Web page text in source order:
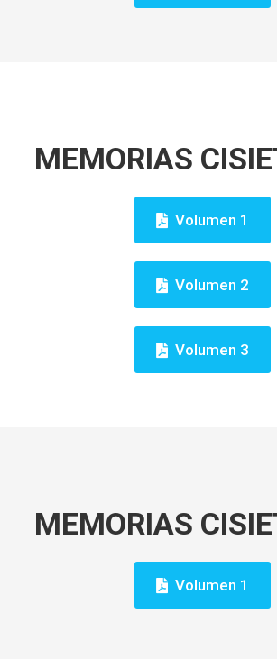
MEMORIAS
Volumen 1
Volumen 2
Volumen 3
MEMORIAS
Volumen 1